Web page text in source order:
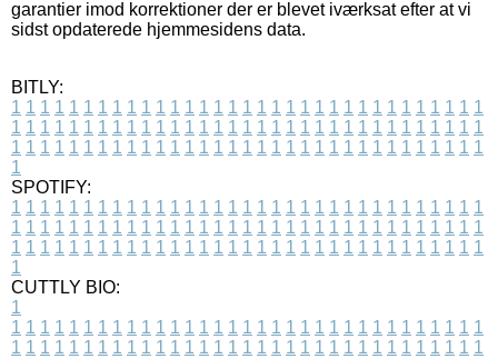
garantier imod korrektioner der er blevet iværksat efter at vi
sidst opdaterede hjemmesidens data.
BITLY:
1 1 1 1 1 1 1 1 1 1 1 1 1 1 1 1 1 1 1 1 1 1 1 1 1 1 1 1 1 1 1 1 1
1 1 1 1 1 1 1 1 1 1 1 1 1 1 1 1 1 1 1 1 1 1 1 1 1 1 1 1 1 1 1 1 1
1 1 1 1 1 1 1 1 1 1 1 1 1 1 1 1 1 1 1 1 1 1 1 1 1 1 1 1 1 1 1 1 1
1
SPOTIFY:
1 1 1 1 1 1 1 1 1 1 1 1 1 1 1 1 1 1 1 1 1 1 1 1 1 1 1 1 1 1 1 1 1
1 1 1 1 1 1 1 1 1 1 1 1 1 1 1 1 1 1 1 1 1 1 1 1 1 1 1 1 1 1 1 1 1
1 1 1 1 1 1 1 1 1 1 1 1 1 1 1 1 1 1 1 1 1 1 1 1 1 1 1 1 1 1 1 1 1
1
CUTTLY BIO:
1
1 1 1 1 1 1 1 1 1 1 1 1 1 1 1 1 1 1 1 1 1 1 1 1 1 1 1 1 1 1 1 1 1
1 1 1 1 1 1 1 1 1 1 1 1 1 1 1 1 1 1 1 1 1 1 1 1 1 1 1 1 1 1 1 1 1